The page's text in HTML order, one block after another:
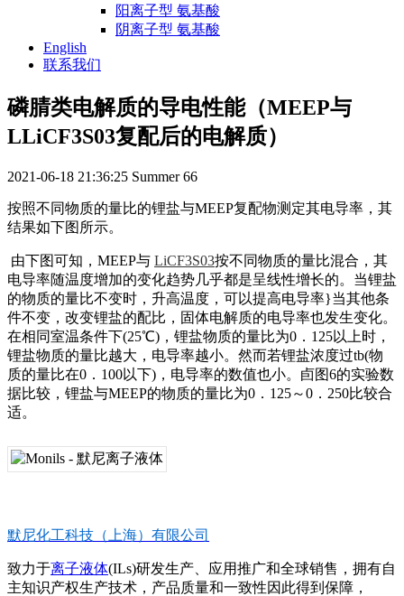
阳离子型 氨基酸
阴离子型 氨基酸
English
联系我们
磷腈类电解质的导电性能（MEEP与
LLiCF3S03复配后的电解质）
2021-06-18 21:36:25 Summer66
按照不同物质的量比的锂盐与MEEP复配物测定其电导率，其
结果如下图所示。
由下图可知，MEEP与 LiCF3S03按不同物质的量比混合，其
电导率随温度增加的变化趋势几乎都是呈线性增长的。当锂盐
的物质的量比不变时，升高温度，可以提高电导率}当其他条
件不变，改变锂盐的配比，固体电解质的电导率也发生变化。
在相同室温条件下(25℃)，锂盐物质的量比为0．125以上时，
锂盐物质的量比越大，电导率越小。然而若锂盐浓度过tb(物
质的量比在0．100以下)，电导率的数值也小。卣图6的实验数
据比较，锂盐与MEEP的物质的量比为0．125～0．250比较合
适。
默尼化工科技（上海）有限公司
致力于离子液体(ILs)研发生产、应用推广和全球销售，拥有自
主知识产权生产技术，产品质量和一致性因此得到保障，